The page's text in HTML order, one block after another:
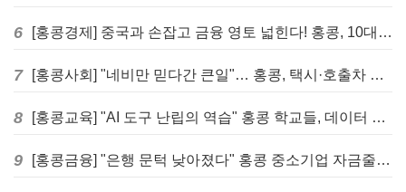
6 [홍콩경제] 중국과 손잡고 금융 영토 넓힌다! 홍콩, 10대 신규 정책 발표
7 [홍콩사회] "네비만 믿다간 큰일"… 홍콩, 택시·호출차 통합 시험 도입하며 규제 본격화
8 [홍콩교육] "AI 도구 난립의 역습" 홍콩 학교들, 데이터 고립에 교육 효과 평가 비상
9 [홍콩금융] "은행 문턱 낮아졌다" 홍콩 중소기업 자금줄 숨통 트이나… HKMA "2분기 신용 조건 안정적"